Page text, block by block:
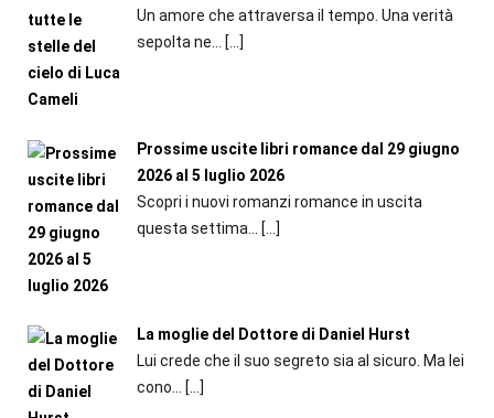
Un amore che attraversa il tempo. Una verità
sepolta ne...
[…]
Prossime uscite libri romance dal 29 giugno
2026 al 5 luglio 2026
Scopri i nuovi romanzi romance in uscita
questa settima...
[…]
La moglie del Dottore di Daniel Hurst
Lui crede che il suo segreto sia al sicuro. Ma lei
cono... […]